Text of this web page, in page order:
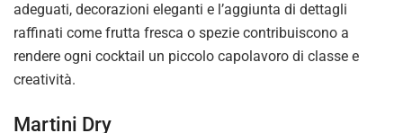
adeguati, decorazioni eleganti e l’aggiunta di dettagli
raffinati come frutta fresca o spezie contribuiscono a
rendere ogni cocktail un piccolo capolavoro di classe e
creatività.
Martini Dry